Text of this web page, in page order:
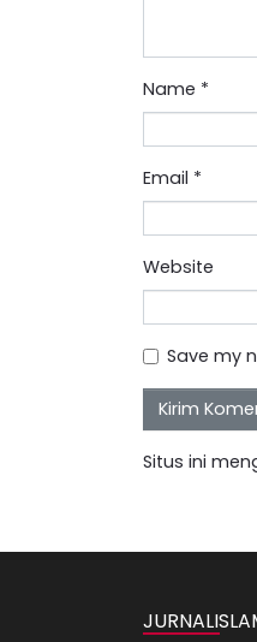
Name *
Email *
Website
Save my
Situs ini